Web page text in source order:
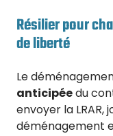
Résilier pour
de liberté
Le
anticipéedu
envoyer la LRAR,
déménagement